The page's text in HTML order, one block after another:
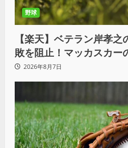
野球
【楽天】ベテラン岸孝
敗を阻止！マッカスカー
りの継投でオリックスを
2026年8月7日